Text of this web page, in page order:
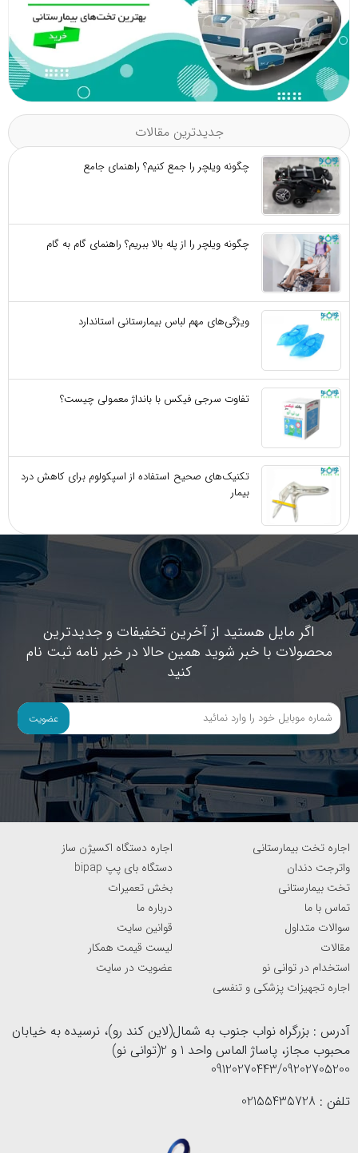
جدیدترین مقالات
چگونه ویلچر را جمع کنیم؟ راهنمای جامع
چگونه ویلچر را از پله بالا ببریم؟ راهنمای گام به گام
ویژگی‌های مهم لباس بیمارستانی استاندارد
تفاوت سرجی‌ فیکس با بانداژ معمولی چیست؟
تکنیک‌های صحیح استفاده از اسپکولوم برای کاهش درد
بیمار
اگر مایل هستید از آخرین تخفیفات و جدیدترین
محصولات با خبر شوید همین حالا در خبر نامه ثبت نام
کنید
عضویت
اجاره تخت بیمارستانی
اجاره دستگاه اکسیژن ساز
واترجت دندان
دستگاه بای پپ bipap
تخت بیمارستانی
بخش تعمیرات
تماس با ما
درباره ما
سوالات متداول
قوانین سایت
مقالات
لیست قیمت همکار
استخدام در توانی نو
عضویت در سایت
اجاره تجهیزات پزشکی و تنفسی
آدرس : بزرگراه نواب جنوب به شمال(لاین کند رو)، نرسیده به خیابان
محبوب مجاز، پاساژ الماس واحد 1 و 2(توانی نو)
09120270443/09202705200
تلفن : 02155435728